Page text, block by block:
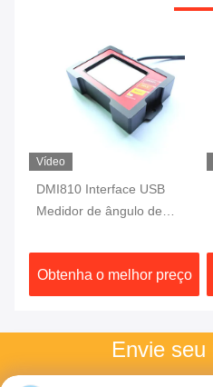
Vídeo
DMI810 Interface USB
Medidor de ângulo de
Protractor de eixo único
Obtenha o melhor preço
Envie seu